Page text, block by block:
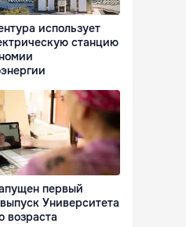
использует
станцию
первый
Университета
возраста